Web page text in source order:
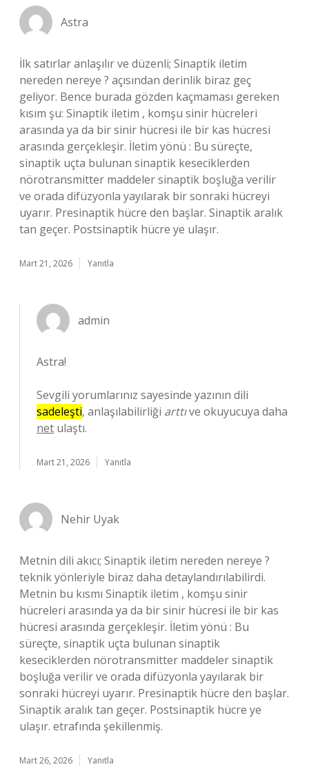
Astra
İlk satırlar anlaşılır ve düzenli; Sinaptik iletim
nereden nereye ? açısından derinlik biraz geç
geliyor. Bence burada gözden kaçmaması gereken
kısım şu: Sinaptik iletim , komşu sinir hücreleri
arasında ya da bir sinir hücresi ile bir kas hücresi
arasında gerçekleşir. İletim yönü : Bu süreçte,
sinaptik uçta bulunan sinaptik keseciklerden
nörotransmitter maddeler sinaptik boşluğa verilir
ve orada difüzyonla yayılarak bir sonraki hücreyi
uyarır. Presinaptik hücre den başlar. Sinaptik aralık
tan geçer. Postsinaptik hücre ye ulaşır.
Mart 21, 2026 Yanıtla
admin
Astra!
Sevgili yorumlarınız sayesinde yazının dili
sadeleşti, anlaşılabilirliği arttıve okuyucuya daha
net ulaştı.
Mart 21, 2026 Yanıtla
Nehir Uyak
Metnin dili akıcı; Sinaptik iletim nereden nereye ?
teknik yönleriyle biraz daha detaylandırılabilirdi.
Metnin bu kısmı Sinaptik iletim , komşu sinir
hücreleri arasında ya da bir sinir hücresi ile bir kas
hücresi arasında gerçekleşir. İletim yönü : Bu
süreçte, sinaptik uçta bulunan sinaptik
keseciklerden nörotransmitter maddeler sinaptik
boşluğa verilir ve orada difüzyonla yayılarak bir
sonraki hücreyi uyarır. Presinaptik hücre den başlar.
Sinaptik aralık tan geçer. Postsinaptik hücre ye
ulaşır. etrafında şekillenmiş.
Mart 26, 2026 Yanıtla